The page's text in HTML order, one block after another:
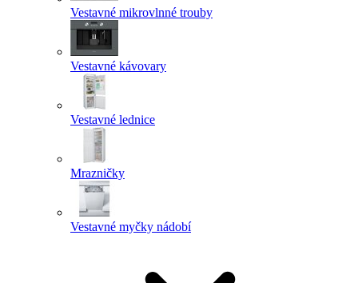
Vestavné mikrovlnné trouby
Vestavné kávovary
Vestavné lednice
Mrazničky
Vestavné myčky nádobí